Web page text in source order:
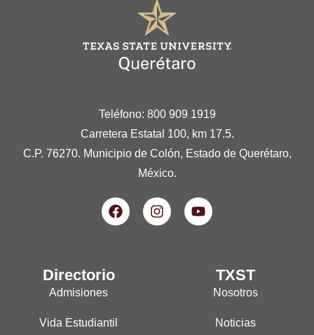
Teléfono: 800 909 1919
Carretera Estatal 100, km 17.5.
C.P. 76270. Municipio de Colón, Estado de Querétaro,
México.
Directorio
Admisiones
Vida Estudiantil
TXST
Nosotros
Noticias